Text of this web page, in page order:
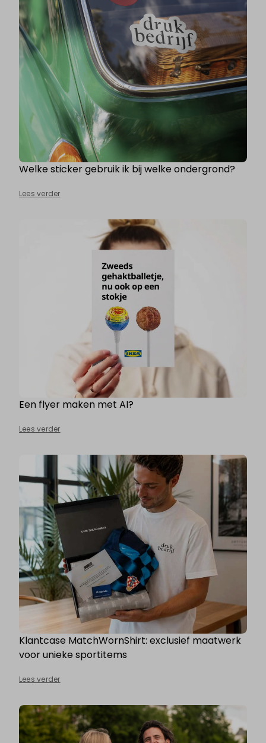
Welke sticker gebruik ik bij welke ondergrond?
Lees verder
Een flyer maken met AI?
Lees verder
Klantcase MatchWornShirt: exclusief maatwerk
voor unieke sportitems
Lees verder